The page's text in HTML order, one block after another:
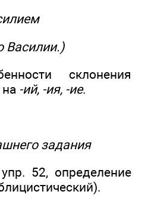
Василии.)
склонения
-ий, -ия, -ие.
задания
52, определение